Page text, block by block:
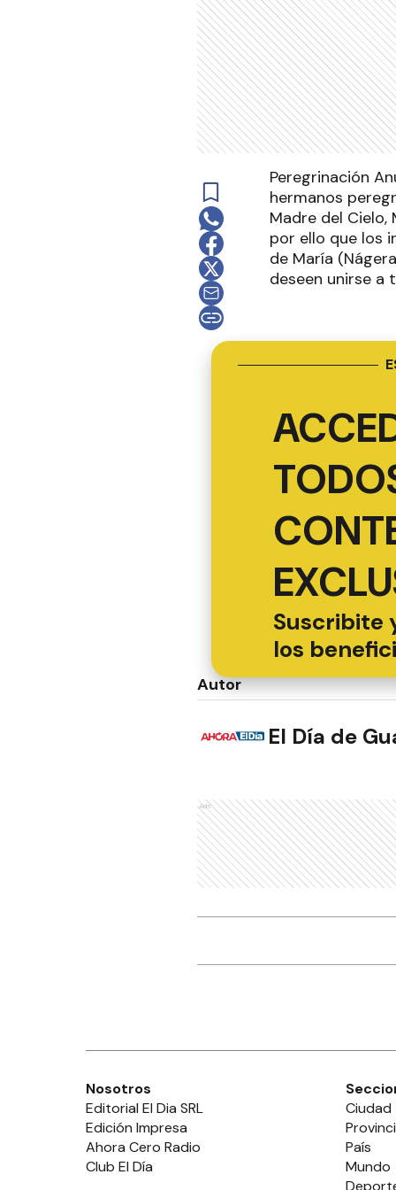
Peregrinación
hermanos
Madre del Cielo,
por ello que los
de María
deseen unirse a
Suscribite
los
Autor
El Día de
Ads
Nosotros
Editorial El Dia SRL
Edición Impresa
Ahora Cero Radio
Club El Día
Ciudad
País
Mundo